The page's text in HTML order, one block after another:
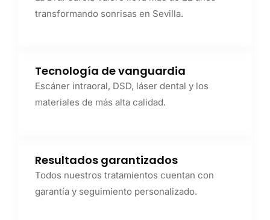
transformando sonrisas en Sevilla.
Tecnología de vanguardia
Escáner intraoral, DSD, láser dental y los
materiales de más alta calidad.
Resultados garantizados
Todos nuestros tratamientos cuentan con
garantía y seguimiento personalizado.